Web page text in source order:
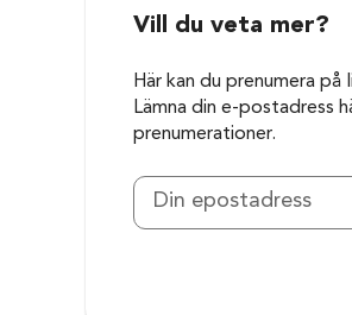
Vill du veta mer?
Här kan du prenumera
Lämna din e-postadress
prenumerationer.